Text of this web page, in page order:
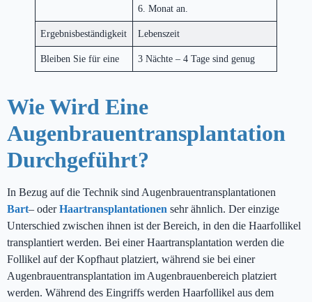
6. Monat an.
Ergebnisbeständigkeit Lebenszeit
Bleiben Sie für eine 3 Nächte – 4 Tage sind genug
Wie Wird Eine
Augenbrauentransplantation
Durchgeführt?
In Bezug auf die Technik sind Augenbrauentransplantationen
Bart– oderHaartransplantationen sehr ähnlich. Der einzige
Unterschied zwischen ihnen ist der Bereich, in den die Haarfollikel
transplantiert werden. Bei einer Haartransplantation werden die
Follikel auf der Kopfhaut platziert, während sie bei einer
Augenbrauentransplantation im Augenbrauenbereich platziert
werden. Während des Eingriffs werden Haarfollikel aus dem